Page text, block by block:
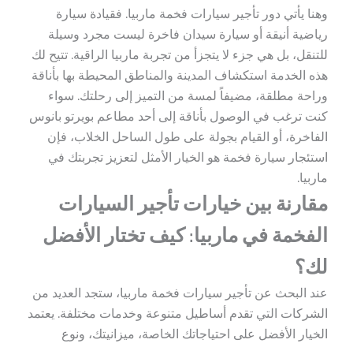
وهنا يأتي دور تأجير سيارات فخمة ماربيا. فقيادة سيارة
رياضية أنيقة أو سيارة سيدان فاخرة ليست مجرد وسيلة
للتنقل، بل هي جزء لا يتجزأ من تجربة ماربيا الراقية. تتيح لك
هذه الخدمة استكشاف المدينة والمناطق المحيطة بها بأناقة
وراحة مطلقة، مضيفاً لمسة من التميز إلى رحلتك. سواء
كنت ترغب في الوصول بأناقة إلى أحد مطاعم بويرتو بانوس
الفاخرة، أو القيام بجولة على طول الساحل الخلاب، فإن
استئجار سيارة فخمة هو الخيار الأمثل لتعزيز تجربتك في
ماربيا.
مقارنة بين خيارات تأجير السيارات
الفخمة في ماربيا: كيف تختار الأفضل
لك؟
عند البحث عن تأجير سيارات فخمة ماربيا، ستجد العديد من
الشركات التي تقدم أساطيل متنوعة وخدمات مختلفة. يعتمد
الخيار الأفضل على احتياجاتك الخاصة، ميزانيتك، ونوع